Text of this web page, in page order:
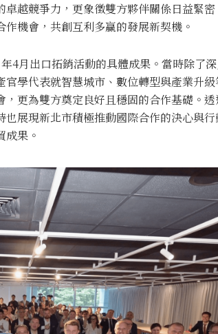
越競爭力，更象徵雙方夥伴關係日益緊
機會，共創互利多贏的發展新契機。
4月出口拓銷活動的具體成果。當時除了
學代表就智慧城市、數位轉型與產業升
更為雙方奠定良好且穩固的合作基礎。
展現新北市積極推動國際合作的決心與
果。